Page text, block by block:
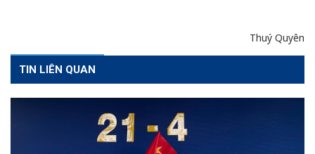
Thuý Quyên
TIN LIÊN QUAN